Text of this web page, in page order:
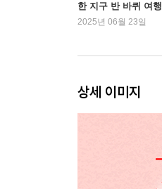
한 지구 반 바퀴 여행
2025년 06월 23일
상세 이미지